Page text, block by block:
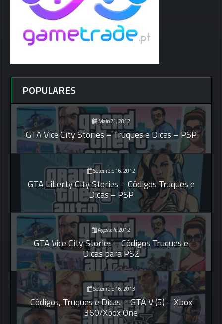
POPULARES
Maio 21, 2012
GTA Vice City Stories – Truques e Dicas – PSP
Setembro 16, 2012
GTA Liberty City Stories – Códigos Truques e
Dicas – PSP
Agosto 4, 2012
GTA Vice City Stories – Códigos Truques e
Dicas para PS2
Setembro 16, 2013
Códigos, Truques e Dicas – GTA V (5) – Xbox
360/Xbox One